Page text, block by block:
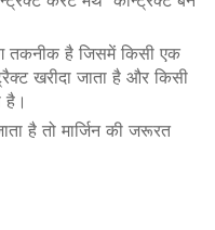
तकनीक है जिसमें किसी एक
खरीदा जाता है और किसी
है।
है तो मार्जिन की जरूरत